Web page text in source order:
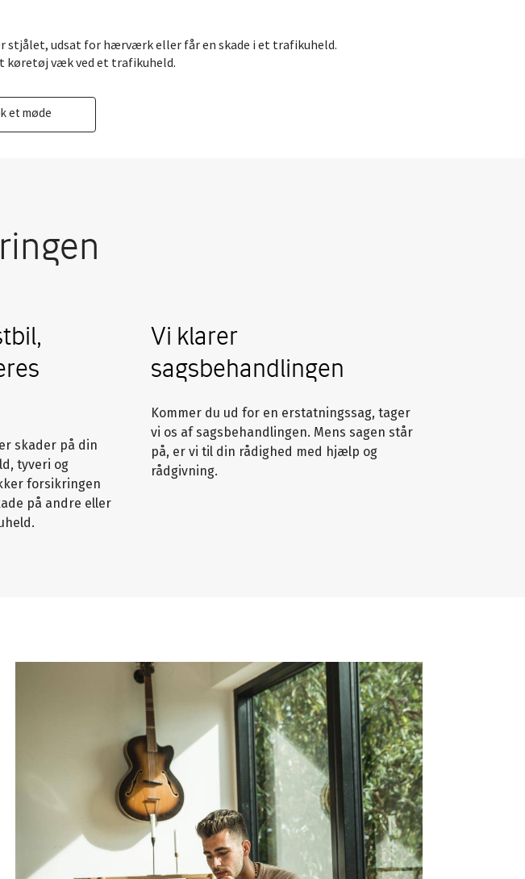
stjålet, udsat for hærværk eller får en skade i et trafikuheld.
køretøj væk ved et trafikuheld.
et møde
skader på din
tyveri og
forsikringen
på andre eller
Vi klarer
sagsbehandlingen
Kommer du ud for en erstatningssag, tager
vi os af sagsbehandlingen. Mens sagen står
på, er vi til din rådighed med hjælp og
rådgivning.